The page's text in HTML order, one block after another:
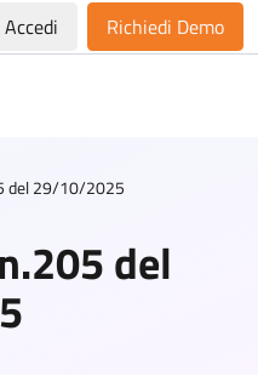
Accedi Richiedi Demo
del 29/10/2025
del